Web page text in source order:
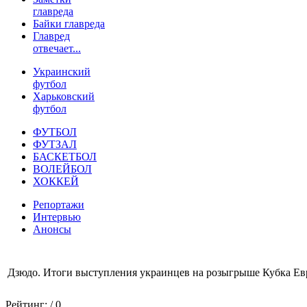
главреда
Байки главреда
Главред
отвечает...
Украинский
футбол
Харьковский
футбол
ФУТБОЛ
ФУТЗАЛ
БАСКЕТБОЛ
ВОЛЕЙБОЛ
ХОККЕЙ
Репортажи
Интервью
Анонсы
Дзюдо. Итоги выступления украинцев на розыгрыше Кубка
Рейтинг: / 0